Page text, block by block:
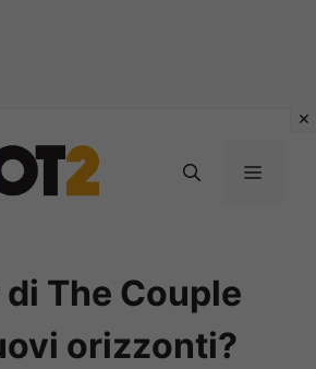
MENU
di The Couple
orizzonti?